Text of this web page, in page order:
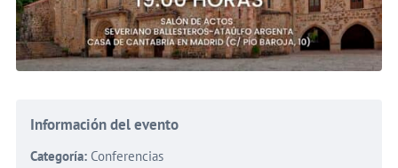
Información del evento
Categoría: Conferencias